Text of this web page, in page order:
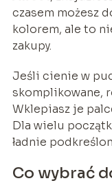
czasem możesz
kolorem, ale to
zakupy.
Jeśli cienie w
skomplikowane,
Wklepiasz je
Dla wielu
ładnie
Co wybrać